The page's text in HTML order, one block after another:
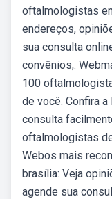
oftalmologistas
endereços,
sua consulta
convênios,.
100
de você. Confira
consulta
oftalmologistas
Webos mais
brasília: Veja
agende sua